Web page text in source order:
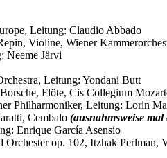
Leitung: Claudio Abbado
Violine, Wiener
Neeme Järvi
Leitung: Yondani Butt
Flöte, Cis Collegium
Philharmoniker, Leitung: Lorin
Cembalo (ausnahmsweise
Enrique García Asensio
op. 102, Itzhak